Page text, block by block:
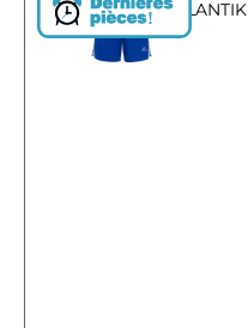
! ATLANTIK